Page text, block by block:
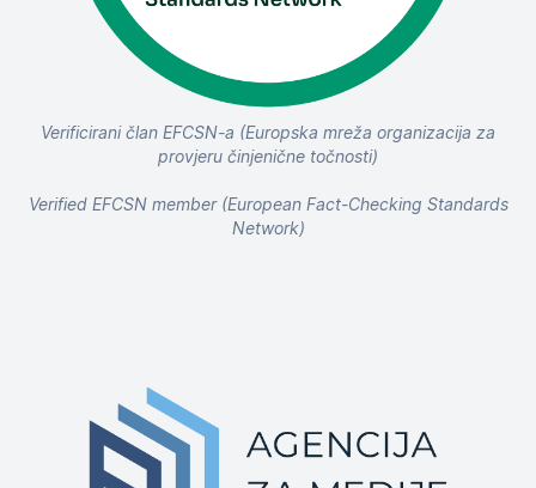
Verificirani član EFCSN-a (Europska mreža organizacija za
provjeru činjenične točnosti)
Verified EFCSN member (European Fact-Checking Standards
Network)